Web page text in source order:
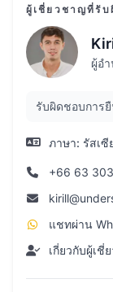
ผู้เชี่ยวชาญที่รับ
ผู้อ
รับผิดชอบการ
ภาษา: รัสเซี
+66 63
แชทผ่าน
เกี่ยวกับผู้เชี่